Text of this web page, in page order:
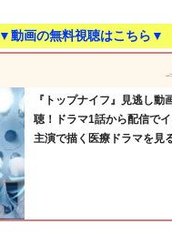
▼動画の無料視聴はこちら▼
『トップナイフ』見逃し動
聴！ドラマ1話から配信で
主演で描く医療ドラマを見